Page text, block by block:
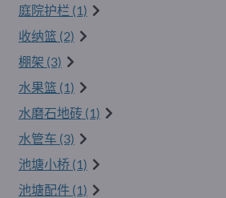
庭院护栏 (1)
收纳篮 (2)
棚架 (3)
水果篮 (1)
水磨石地砖 (1)
水管车 (3)
池塘小桥 (1)
池塘配件 (1)